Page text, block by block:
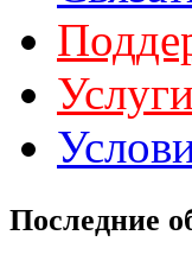
Последние